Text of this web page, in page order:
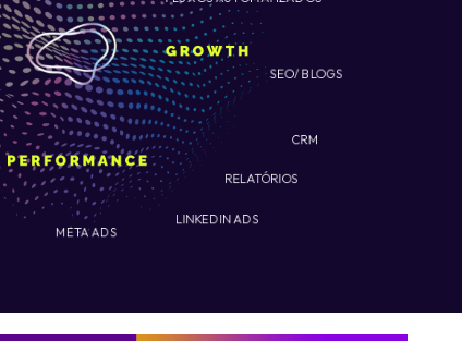
LINKEDIN ADS
META ADS
CRM
RELATÓRIOS
SEO/ BLOGS